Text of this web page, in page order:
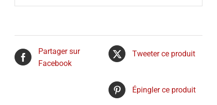
Partager sur
Facebook
Tweeter ce produit
Épingler ce produit